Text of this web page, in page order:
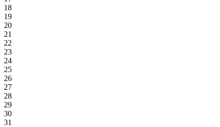
18
19
20
21
22
23
24
25
26
27
28
29
30
31